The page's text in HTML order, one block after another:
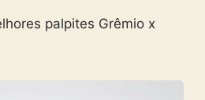
palpites Grêmio x